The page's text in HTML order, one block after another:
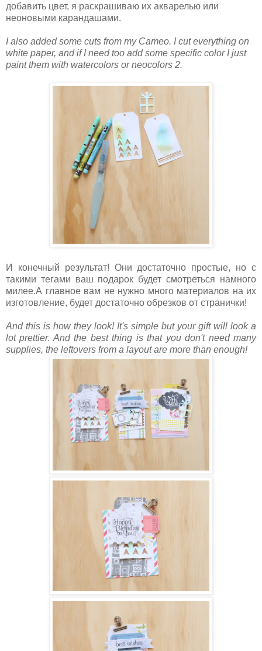
добавить цвет, я раскрашиваю их акварелью или
неоновыми карандашами.
I also added some cuts from my Cameo. I cut everything on
white paper, and if I need too add some specific color I just
paint them with watercolors or neocolors 2.
И конечный результат! Они достаточно простые, но с
такими тегами ваш подарок будет смотреться намного
милее.А главное вам не нужно много материалов на их
изготовление, будет достаточно обрезков от странички!
And this is how they look! It's simple but your gift will look a
lot prettier. And the best thing is that you don't need many
supplies, the leftovers from a layout are more than enough!